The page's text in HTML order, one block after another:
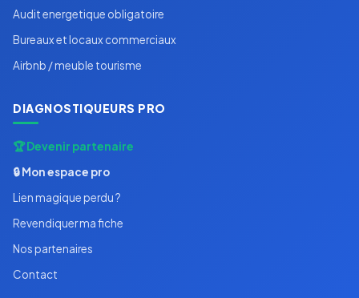
Audit energetique obligatoire
Bureaux et locaux commerciaux
Airbnb / meuble tourisme
DIAGNOSTIQUEURS PRO
🏆 Devenir partenaire
🔒 Mon espace pro
Lien magique perdu ?
Revendiquer ma fiche
Nos partenaires
Contact